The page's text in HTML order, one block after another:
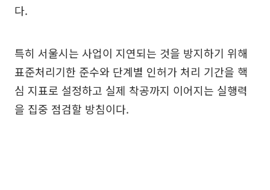
다.
특히 서울시는 사업이 지연되는 것을 방지하기 위해
표준처리기한 준수와 단계별 인허가 처리 기간을 핵
심 지표로 설정하고 실제 착공까지 이어지는 실행력
을 집중 점검할 방침이다.